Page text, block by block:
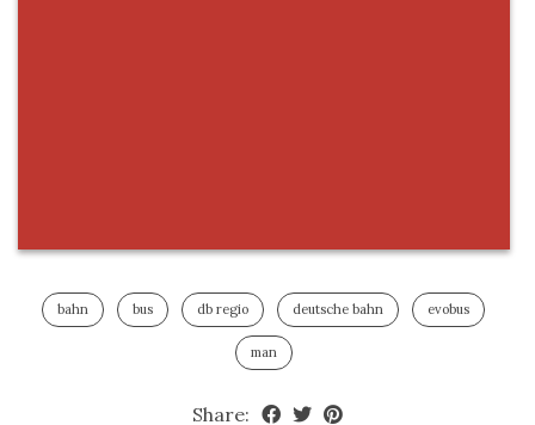
bahn bus db regio deutsche bahn evobus
man
Share: